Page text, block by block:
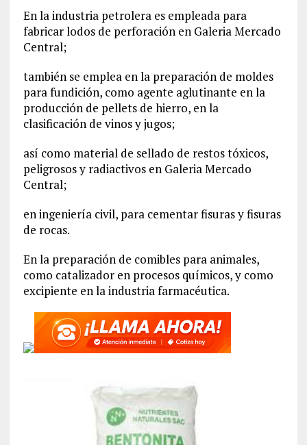
En la industria petrolera es empleada para
fabricar lodos de perforación en Galeria Mercado
Central;
también se emplea en la preparación de moldes
para fundición, como agente aglutinante en la
producción de pellets de hierro, en la
clasificación de vinos y jugos;
así como material de sellado de restos tóxicos,
peligrosos y radiactivos en Galeria Mercado
Central;
en ingeniería civil, para cementar fisuras y fisuras
de rocas.
En la preparación de comibles para animales,
como catalizador en procesos químicos, y como
excipiente en la industria farmacéutica.